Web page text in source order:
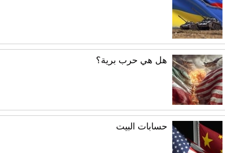
هل هي حرب برية؟
حسابات البيت